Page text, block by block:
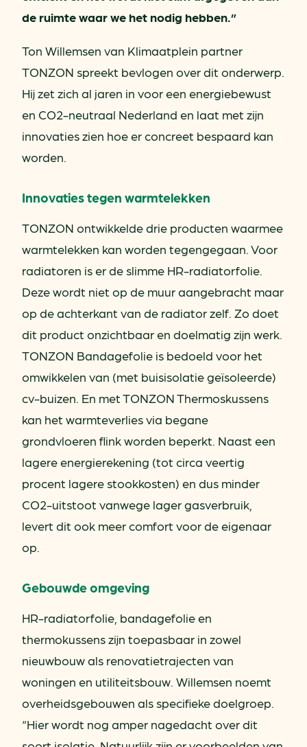
de ruimte waar we het nodig hebben.”
Ton Willemsen van Klimaatplein partner
TONZON spreekt bevlogen over dit onderwerp.
Hij zet zich al jaren in voor een energiebewust
en CO2-neutraal Nederland en laat met zijn
innovaties zien hoe er concreet bespaard kan
worden.
Innovaties tegen warmtelekken
TONZON ontwikkelde drie producten waarmee
warmtelekken kan worden tegengegaan. Voor
radiatoren is er de slimme HR-radiatorfolie.
Deze wordt niet op de muur aangebracht maar
op de achterkant van de radiator zelf. Zo doet
dit product onzichtbaar en doelmatig zijn werk.
TONZON Bandagefolie is bedoeld voor het
omwikkelen van (met buisisolatie geïsoleerde)
cv-buizen. En met TONZON Thermoskussens
kan het warmteverlies via begane
grondvloeren flink worden beperkt. Naast een
lagere energierekening (tot circa veertig
procent lagere stookkosten) en dus minder
CO2-uitstoot vanwege lager gasverbruik,
levert dit ook meer comfort voor de eigenaar
op.
Gebouwde omgeving
HR-radiatorfolie, bandagefolie en
thermokussens zijn toepasbaar in zowel
nieuwbouw als renovatietrajecten van
woningen en utiliteitsbouw. Willemsen noemt
overheidsgebouwen als specifieke doelgroep.
“Hier wordt nog amper nagedacht over dit